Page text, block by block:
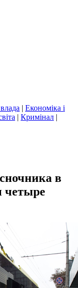
| Економіка і
| Кримінал |
в
четыре